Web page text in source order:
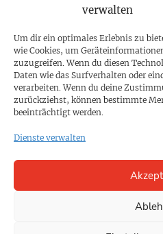
verwalten
Um dir ein optimales Erlebnis zu
wie Cookies, um
zuzugreifen. Wenn du diesen
Daten wie das Surfverhalten oder
verarbeiten. Wenn du deine
zurückziehst, können bestimmte
beeinträchtigt werden.
Dienste verwalten
Impressum
SPENDEN
Datenschutz
KONTAKT